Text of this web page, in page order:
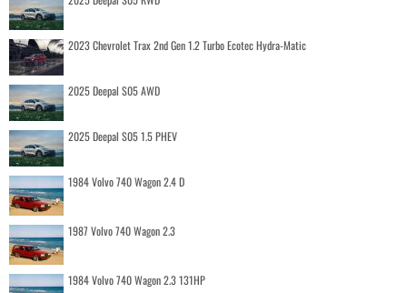
2023 Chevrolet Trax 2nd Gen 1.2 Turbo Ecotec Hydra-Matic
2025 Deepal S05 AWD
2025 Deepal S05 1.5 PHEV
1984 Volvo 740 Wagon 2.4 D
1987 Volvo 740 Wagon 2.3
1984 Volvo 740 Wagon 2.3 131HP